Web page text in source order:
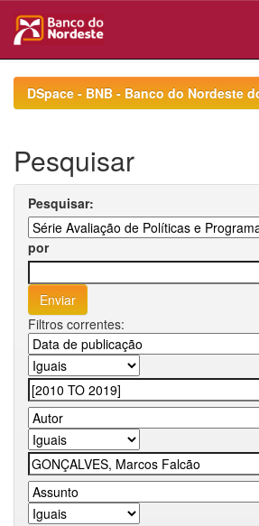
navigationDSpace - BNB - Banco do Nordeste
Pesquisar
Pesquisar:
por
Filtros correntes: